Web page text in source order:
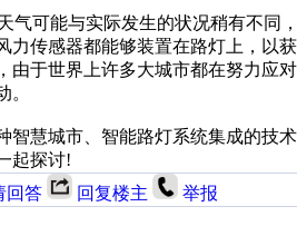
气可能与实际发生的状况稍有不
力传感器都能够装置在路灯上，以
由于世界上许多大城市都在努力应
。
智慧城市、智能路灯系统集成的技
起探讨!
回答 回复楼主 举报